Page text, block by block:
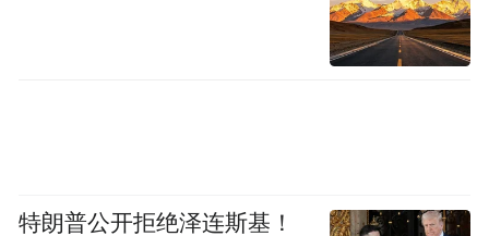
特朗普公开拒绝泽连斯基！